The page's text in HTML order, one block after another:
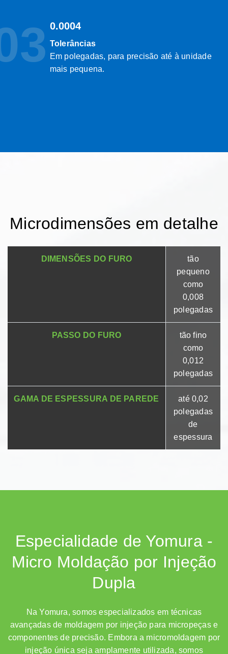
0.0004
Tolerâncias
Em polegadas, para precisão até à unidade
mais pequena.
Microdimensões em detalhe
DIMENSÕES DO FURO
tão
pequeno
como
0,008
polegadas
PASSO DO FURO
tão fino
como
0,012
polegadas
GAMA DE ESPESSURA DE PAREDE
até 0,02
polegadas
de
espessura
Especialidade de Yomura -
Micro Moldação por Injeção
Dupla
Na Yomura, somos especializados em técnicas
avançadas de moldagem por injeção para micropeças e
componentes de precisão. Embora a micromoldagem por
injeção única seja amplamente utilizada, somos